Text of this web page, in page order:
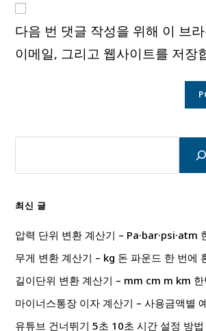
comment
URL
(optional)
다음 번 댓글 작성을 위해 이 브
이메일, 그리고 웹사이트를 저장
최신 글
압력 단위 변환 계산기 – Pa·bar·psi·atm
무게 변환 계산기 – kg 돈 파운드 한 번에
길이단위 변환 계산기 – mm cm m km
마이너스통장 이자 계산기 – 사용금액별
유튜브 건너뛰기 5초 10초 시간 설정 방법